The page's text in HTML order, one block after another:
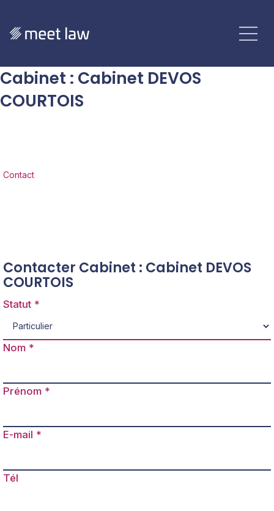
Cabinet : Cabinet DEVOS
COURTOIS
Contact
Contacter Cabinet : Cabinet DEVOS
COURTOIS
Statut
Nom
Prénom
E-mail
Tél